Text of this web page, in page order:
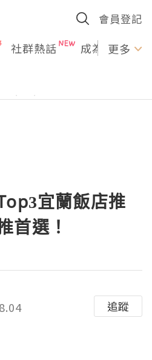
會員登記
社群熱話 成為U更多
宜蘭飯店推
首選！
追蹤